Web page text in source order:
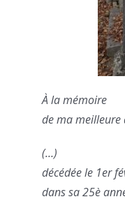
À la mémoire
de ma meilleure
(…)
décédée le 1er
dans sa 25è